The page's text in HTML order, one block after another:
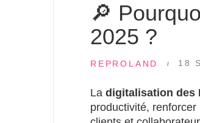
🔎
2025 ?
REPROLAND 18
La digitalisation des
productivité,